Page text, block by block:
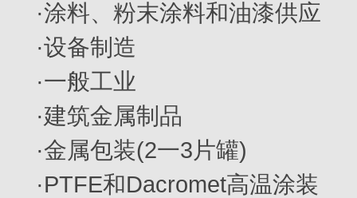
·涂料、粉末涂料和油漆供应
·设备制造
·一般工业
·建筑金属制品
·金属包装(2一3片罐)
·PTFE和Dacromet高温涂装